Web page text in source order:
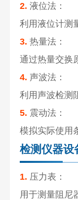
2. 液位法：
利用液位计测
3. 热量法：
通过热量交换
4. 声波法：
利用声波检测
5. 震动法：
模拟实际使用
检测仪器设
1. 压力表：
用于测量阻尼